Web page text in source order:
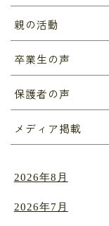
親の活動
卒業生の声
保護者の声
メディア掲載
2026年8月
2026年7月